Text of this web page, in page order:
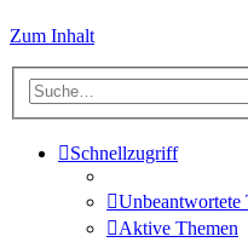
Zum Inhalt
Schnellzugriff
Unbeantwortete
Aktive Themen